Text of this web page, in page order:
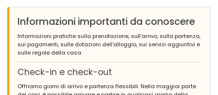
(Tradotto da Google)
Pianifica di comprare la carta igienica prima di arrivare a casa
- 9,4
Coppie mature - Settembre 2020 - Francia :
If you are looking for a holiday villa in Javea then consider villa
Informazioni importanti da conoscere
Informazioni pratiche sulla prenotazione, sull’arrivo, sulla partenza,
sui pagamenti, sulle dotazioni dell’alloggio, sui servizi aggiuntivi e
sulle regole della casa.
Check-in e check-out
Offriamo giorni di arrivo e partenza flessibili. Nella maggior parte